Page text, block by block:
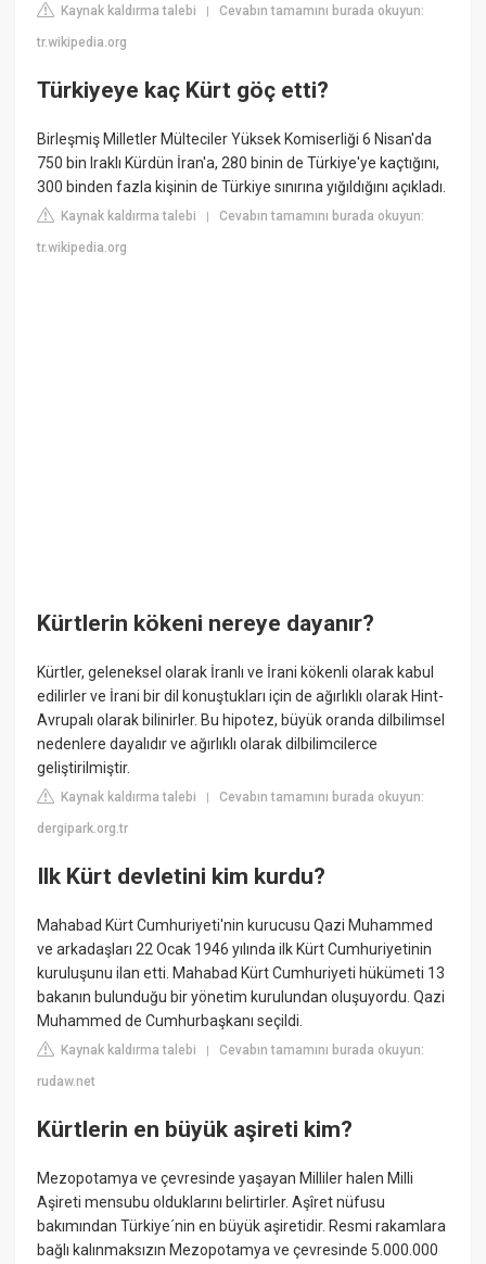
Kaynak kaldırma talebi |Cevabın tamamını burada okuyun:
tr.wikipedia.org
Türkiyeye kaç Kürt göç etti?
Birleşmiş Milletler Mülteciler Yüksek Komiserliği 6 Nisan'da
750 bin Iraklı Kürdün İran'a, 280 binin de Türkiye'ye kaçtığını,
300 binden fazla kişinin de Türkiye sınırına yığıldığını açıkladı.
Kaynak kaldırma talebi |Cevabın tamamını burada okuyun:
tr.wikipedia.org
Kürtlerin kökeni nereye dayanır?
Kürtler, geleneksel olarak İranlı ve İrani kökenli olarak kabul
edilirler ve İrani bir dil konuştukları için de ağırlıklı olarak Hint-
Avrupalı olarak bilinirler. Bu hipotez, büyük oranda dilbilimsel
nedenlere dayalıdır ve ağırlıklı olarak dilbilimcilerce
geliştirilmiştir.
Kaynak kaldırma talebi |Cevabın tamamını burada okuyun:
dergipark.org.tr
Ilk Kürt devletini kim kurdu?
Mahabad Kürt Cumhuriyeti'nin kurucusu Qazi Muhammed
ve arkadaşları 22 Ocak 1946 yılında ilk Kürt Cumhuriyetinin
kuruluşunu ilan etti. Mahabad Kürt Cumhuriyeti hükümeti 13
bakanın bulunduğu bir yönetim kurulundan oluşuyordu. Qazi
Muhammed de Cumhurbaşkanı seçildi.
Kaynak kaldırma talebi |Cevabın tamamını burada okuyun:
rudaw.net
Kürtlerin en büyük aşireti kim?
Mezopotamya ve çevresinde yaşayan Milliler halen Milli
Aşireti mensubu olduklarını belirtirler. Aşîret nüfusu
bakımından Türkiye´nin en büyük aşiretidir. Resmi rakamlara
bağlı kalınmaksızın Mezopotamya ve çevresinde 5.000.000